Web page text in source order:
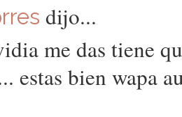
dijo...
me das tiene
estas bien wapa